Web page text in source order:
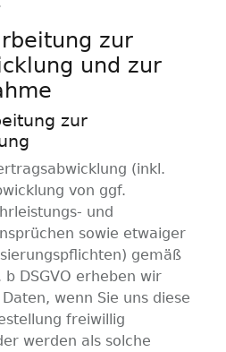
zur
und zur
zur
(inkl.
von ggf.
und
sowie etwaiger
gemäß
DSGVO erheben wir
wenn Sie uns diese
freiwillig
werden als solche